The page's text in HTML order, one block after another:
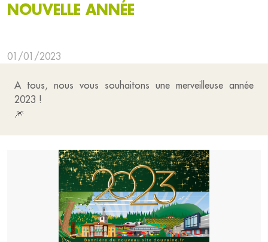
NOUVELLE ANNÉE
01/01/2023
A tous, nous vous souhaitons une merveilleuse année
2023 !
🎆